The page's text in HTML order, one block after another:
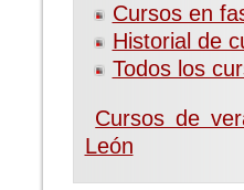
Cursos en
Historial de
Todos los
Cursos de
León